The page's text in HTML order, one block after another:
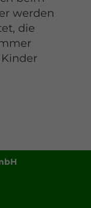
werden
die